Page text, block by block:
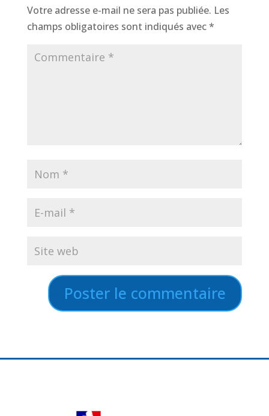
Votre adresse e-mail ne sera pas publiée. Les
champs obligatoires sont indiqués avec*